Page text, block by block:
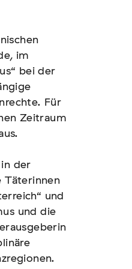
im
bei der
Für
Zeitraum
der
Täterinnen
und
und die
im
bei der
Für
Zeitraum
der
Täterinnen
und
und die